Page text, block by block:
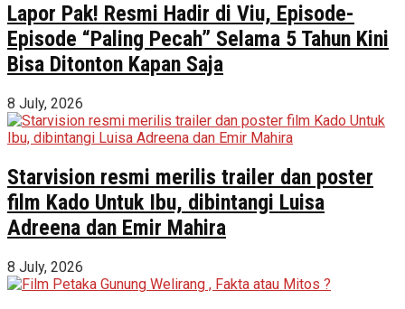
Lapor Pak! Resmi Hadir di Viu, Episode-
Episode “Paling Pecah” Selama 5 Tahun Kini
Bisa Ditonton Kapan Saja
8 July, 2026
Starvision resmi merilis trailer dan poster
film Kado Untuk Ibu, dibintangi Luisa
Adreena dan Emir Mahira
8 July, 2026